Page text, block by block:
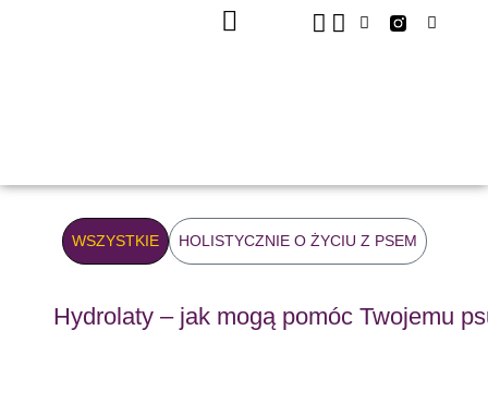
HOLISTYCZNIE O ŻYCIU Z PSEM
WSZYSTKIE
Hydrolaty – jak mogą pomóc Twojemu